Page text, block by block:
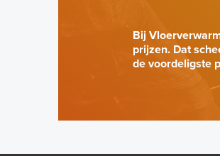
Bij
prijzen. Dat
de voordeligste